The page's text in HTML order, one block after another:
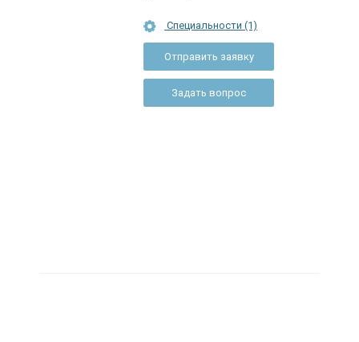
Специальности (1)
Отправить заявку
Задать вопрос